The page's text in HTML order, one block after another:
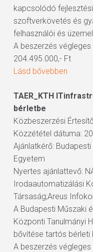
kapcsolódó
szoftverkövetés és
felhasználói és
A beszerzés
204.495.000,- Ft
Lásd bővebben
TAER_KTH
bérletbe
Közbeszerzési
Közzététel dátuma:
Ajánlatkérő:
Egyetem
Nyertes ajánlattevő:
Irodaautomatizálási
Társaság;Areus
A Budapesti Műszaki
Központi Tanulmányi
bővítése tartós bérleti
A beszerzés